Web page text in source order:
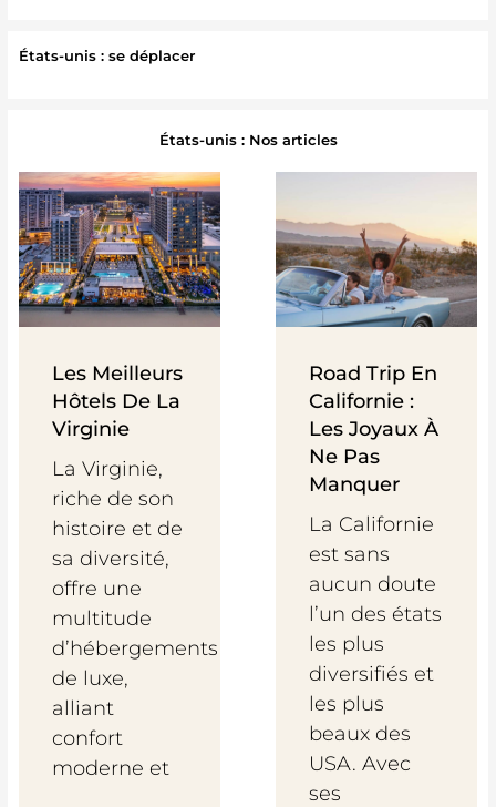
États-unis : se déplacer
États-unis : Nos articles
Les Meilleurs
Hôtels De La
Virginie
La Virginie,
riche de son
histoire et de
sa diversité,
offre une
multitude
d’hébergements
de luxe,
alliant
confort
moderne et
Road Trip En
Californie :
Les Joyaux À
Ne Pas
Manquer
La Californie
est sans
aucun doute
l’un des états
les plus
diversifiés et
les plus
beaux des
USA. Avec
ses